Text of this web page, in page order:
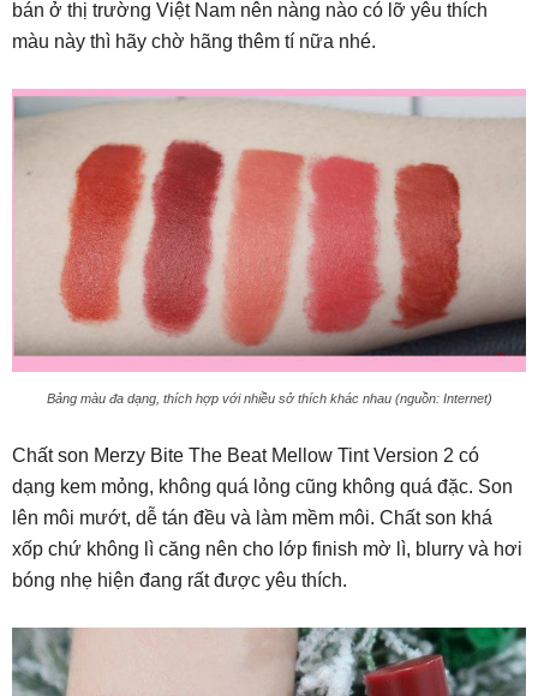
bán ở thị trường Việt Nam nên nàng nào có lỡ yêu thích
màu này thì hãy chờ hãng thêm tí nữa nhé.
Bảng màu đa dạng, thích hợp với nhiều sở thích khác nhau (nguồn: Internet)
Chất son Merzy Bite The Beat Mellow Tint Version 2 có
dạng kem mỏng, không quá lỏng cũng không quá đặc. Son
lên môi mướt, dễ tán đều và làm mềm môi. Chất son khá
xốp chứ không lì căng nên cho lớp finish mờ lì, blurry và hơi
bóng nhẹ hiện đang rất được yêu thích.